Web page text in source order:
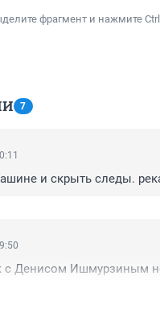
фрагмент и нажмите
7
и скрыть следы.
с Денисом Ишмурзиным